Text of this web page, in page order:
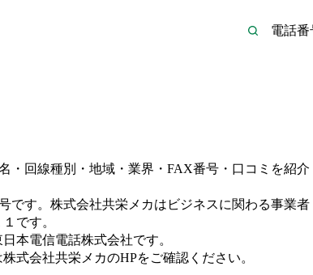
・回線種別・地域・業界・FAX番号・口コミを紹介
です。 株式会社共栄メカは ビジネスに関わる事業者
です。
日本電信電話株式会社です。
株式会社共栄メカのHPをご確認ください。